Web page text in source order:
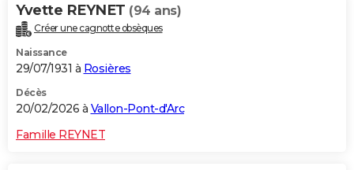
Yvette REYNET (94 ans)
Créer une cagnotte obsèques
Naissance
29/07/1931 à Rosières
Décès
20/02/2026 à Vallon-Pont-d'Arc
Famille REYNET